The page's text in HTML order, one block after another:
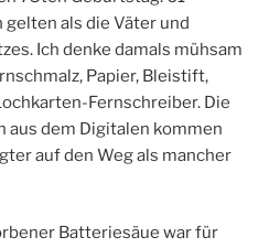
gelten als die Väter und
Ich denke damals mühsam
Papier, Bleistift,
Fernschreiber. Die
aus dem Digitalen kommen
auf den Weg als mancher
Batteriesäue war für